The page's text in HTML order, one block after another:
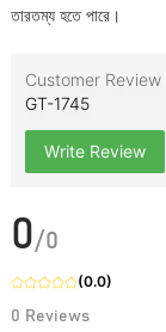
তারতম্য হতে পারে।
Customer Review
GT-1745
Write Review
0/0
(0.0)
0 Reviews